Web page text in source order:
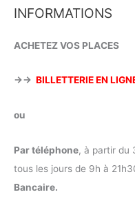
INFORMATIONS
ACHETEZ VOS PLACES
→→ BILLETTERIE EN
ou
Par téléphone, à partir du
tous les jours de 9h à
Bancaire.